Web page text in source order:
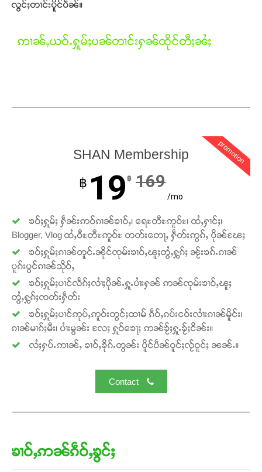
Support SHAN
လွင်ႈတၢင်းပိူင်ပဵၼ်။
ဢၢၼ်ႇယဝ်ႉႁူမ်ႈပၼ်တၢင်းႁၼ်ထိုင်တီႈၼႆႈ
promotion
SHAN Membership
฿ 19 ฿ 169
/mo
ၶဝ်ႈႁူမ်ႈ ႁဵၼ်းဢဝ်ၵၢၼ်ၶၢဝ်ႇ၊ ရေႊတီႊဢူဝ်ႊ၊ ထႆႇႁၢင်ႈ၊
Blogger, Vlog ထႆႇဝီႊတီႊဢူဝ်ႊ တတ်းတေႃႇ ႁဵတ်းဢွၵ်ႇ ပိုၼ်ၽႄႈ
ၶဝ်ႈႁူမ်ႈၵၢၼ်တူင်ႉၼိုင်ၸုမ်းၶၢဝ်ႇၽူႈတွႆႇႁွၵ်ႈ ၼႂ်းၶၵ်ႉၵၢၼ်
ပူၵ်းပွင်ၵၢၼ်သိုဝ်ႇ
ၶဝ်ႈႁူမ်ႈပၢင်လႅၵ်ႈလၢႆႈပိုၼ်ႉႁူႉပၢႆးႁၼ် ဢၼ်ၸုမ်းၶၢဝ်ႇၽူႈ
တွႆႇႁွၵ်ႈၸတ်းႁဵတ်း
ၶဝ်ႈႁူမ်ႈပၢင်ဢုပ်ႇဢူဝ်းတွင်ႈထၢမ် ၵဵဝ်ႇၵပ်းငဝ်းလၢႆးၵၢၼ်မိူင်း၊
ၵၢၼ်မၢၵ်ႈမီး၊ ပၢႆးမွၼ်း လႄႈ ႁူဝ်ၶေႃႈ ဢၼ်ၶႂ်ႈႁူႉၶႂ်ႈငိၼ်း။
လႆႈႁပ်ႉဢၢၼ်ႇ ၶၢဝ်ႇၶိုၵ်ႉတွၼ်း ပိူင်ပဵၼ်ဝူင်ႈလႂ်ဝူင်ႈ ၼၼ်ႉ။
Contact
ၶၢဝ်ႇဢၼ်ၵဵဝ်ႇၶွင်ႈ